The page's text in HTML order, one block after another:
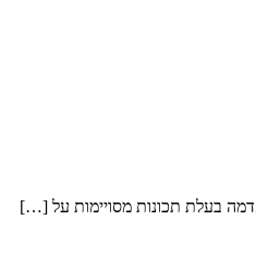
בעלת תכונות מסויימות על […]